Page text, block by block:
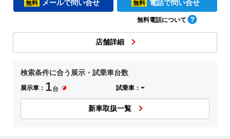
無料 メールで問い合せ 無料 電話で問い合せ
無料電話について
店舗詳細
検索条件に合う展示・試乗車台数
展示車： 1台 試乗車： -
新車取扱一覧